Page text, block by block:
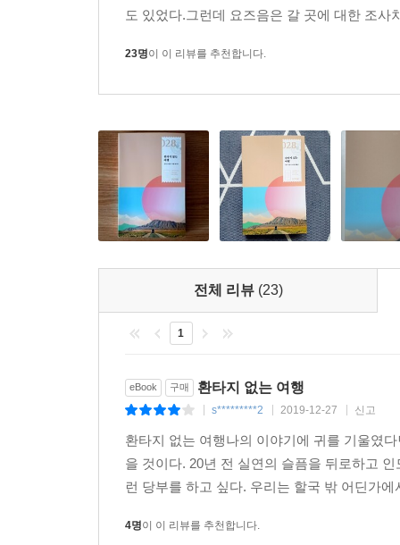
장수마을이라고 알려주지만, 여행자의 뉴스는
통해서만 들을 수 있는 이야기다.
잔인하고 사람들은 참 속이 없다. _160쪽
여행지의 사람들에게 질문하고 공부하기! 이것
2019년 6월과 7월 뜨거운 홍콩 시위의 한복판으
그리고 무엇을 바라는지 직접 묻고 들었다(「#17.
여행은 기쁨만을 재배하는 비닐하우스가 아니다
사무소에서 파키스탄을 욕하고, 파키스탄 측 출
싶어 하는 이야기를 해주어야 한다”는 교훈을
깨진 순간이다.
이처럼 책에는 현실이 여행의 기억을 부르고, 다
반복하며 발 닿는 곳을 넓혀 갔다. 그는 서울에
도 있었다.그런데 요즈음은 갈 곳에 대한 조
23명이 이 리뷰를 추천합니다.
전체 리뷰 (23)
1
eBook 구매 환타지 없는 여행
s*********2 2019-12-27 신고
환타지 없는 여행나의 이야기에 귀를 기울였
을 것이다. 20년 전 실연의 슬픔을 뒤로하고
런 당부를 하고 싶다. 우리는 할국 밖 어딘가
4명이 이 리뷰를 추천합니다.